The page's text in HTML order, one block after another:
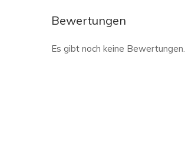
Bewertungen
Es gibt noch keine Bewertungen.